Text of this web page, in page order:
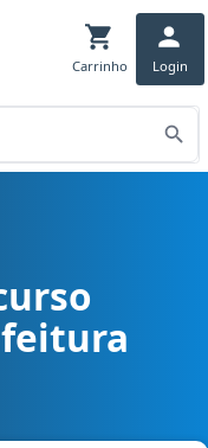
Carrinho Login
Municipal cargo